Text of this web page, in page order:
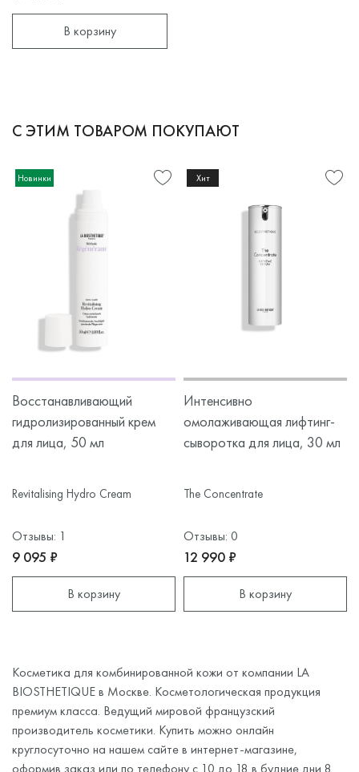
В корзину
С ЭТИМ ТОВАРОМ ПОКУПАЮТ
Новинки
Восстанавливающий
гидролизированный крем
для лица, 50 мл
Revitalising Hydro Cream
Отзывы: 1
9 095 ₽
В корзину
Хит
Интенсивно
омолаживающая лифтинг-
сыворотка для лица, 30 мл
The Concentrate
Отзывы: 0
12 990 ₽
В корзину
Косметика для комбинированной кожи от компании LA
BIOSTHETIQUE в Москве. Косметологическая продукция
премиум класса. Ведущий мировой французский
производитель косметики. Купить можно онлайн
круглосуточно на нашем сайте в интернет-магазине,
оформив заказ или по телефону с 10 до 18 в будние дни 8